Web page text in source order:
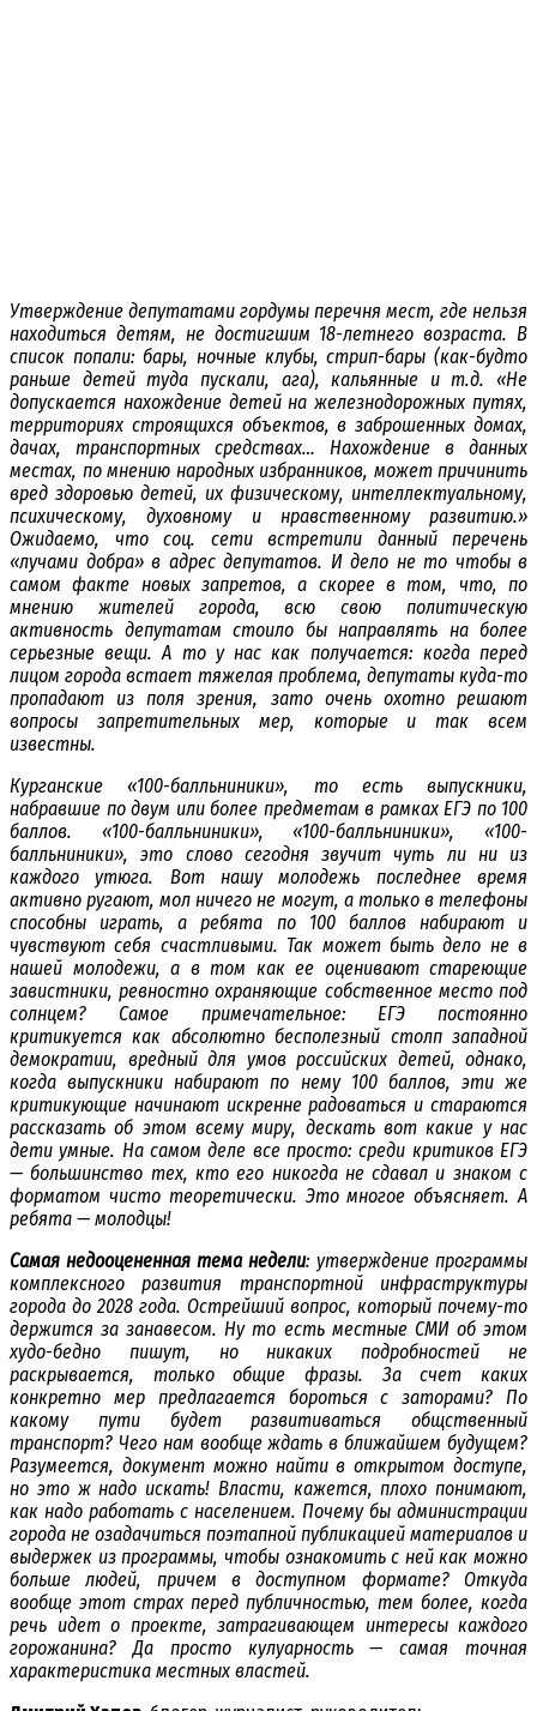
Утверждение депутатами гордумы перечня мест, где нельзя
находиться детям, не достигшим 18-летнего возраста. В
список попали: бары, ночные клубы, стрип-бары (как-будто
раньше детей туда пускали, ага), кальянные и т.д. «Не
допускается нахождение детей на железнодорожных путях,
территориях строящихся объектов, в заброшенных домах,
дачах, транспортных средствах… Нахождение в данных
местах, по мнению народных избранников, может причинить
вред здоровью детей, их физическому, интеллектуальному,
психическому, духовному и нравственному развитию.»
Ожидаемо, что соц. сети встретили данный перечень
«лучами добра» в адрес депутатов. И дело не то чтобы в
самом факте новых запретов, а скорее в том, что, по
мнению жителей города, всю свою политическую
активность депутатам стоило бы направлять на более
серьезные вещи. А то у нас как получается: когда перед
лицом города встает тяжелая проблема, депутаты куда-то
пропадают из поля зрения, зато очень охотно решают
вопросы запретительных мер, которые и так всем
известны.
Курганские «100-балльниники», то есть выпускники,
набравшие по двум или более предметам в рамках ЕГЭ по 100
баллов. «100-балльниники», «100-балльниники», «100-
балльниники», это слово сегодня звучит чуть ли ни из
каждого утюга. Вот нашу молодежь последнее время
активно ругают, мол ничего не могут, а только в телефоны
способны играть, а ребята по 100 баллов набирают и
чувствуют себя счастливыми. Так может быть дело не в
нашей молодежи, а в том как ее оценивают стареющие
завистники, ревностно охраняющие собственное место под
солнцем? Самое примечательное: ЕГЭ постоянно
критикуется как абсолютно бесполезный столп западной
демократии, вредный для умов российских детей, однако,
когда выпускники набирают по нему 100 баллов, эти же
критикующие начинают искренне радоваться и стараются
рассказать об этом всему миру, дескать вот какие у нас
дети умные. На самом деле все просто: среди критиков ЕГЭ
— большинство тех, кто его никогда не сдавал и знаком с
форматом чисто теоретически. Это многое объясняет. А
ребята — молодцы!
Самая недооцененная тема недели: утверждение программы
комплексного развития транспортной инфраструктуры
города до 2028 года. Острейший вопрос, который почему-то
держится за занавесом. Ну то есть местные СМИ об этом
худо-бедно пишут, но никаких подробностей не
раскрывается, только общие фразы. За счет каких
конкретно мер предлагается бороться с заторами? По
какому пути будет развитиваться общственный
транспорт? Чего нам вообще ждать в ближайшем будущем?
Разумеется, документ можно найти в открытом доступе,
но это ж надо искать! Власти, кажется, плохо понимают,
как надо работать с населением. Почему бы администрации
города не озадачиться поэтапной публикацией материалов и
выдержек из программы, чтобы ознакомить с ней как можно
больше людей, причем в доступном формате? Откуда
вообще этот страх перед публичностью, тем более, когда
речь идет о проекте, затрагивающем интересы каждого
горожанина? Да просто кулуарность — самая точная
характеристика местных властей.